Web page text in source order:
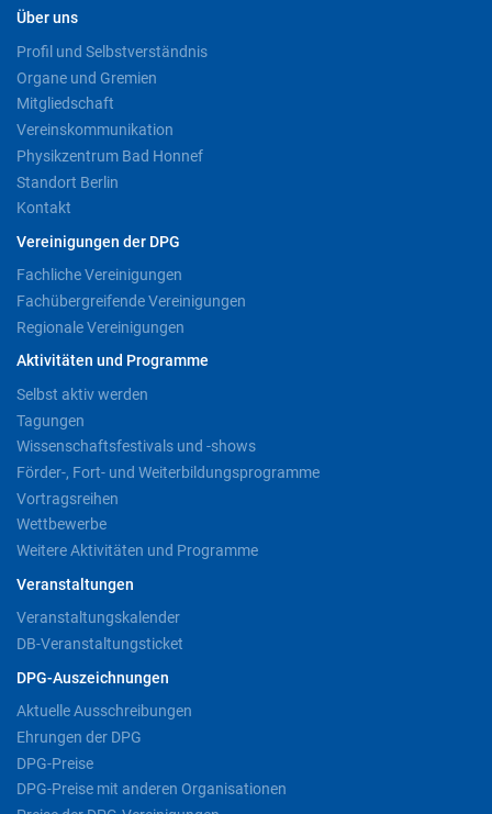
Über uns
Profil und Selbstverständnis
Organe und Gremien
Mitgliedschaft
Vereinskommunikation
Physikzentrum Bad Honnef
Standort Berlin
Kontakt
Vereinigungen der DPG
Fachliche Vereinigungen
Fachübergreifende Vereinigungen
Regionale Vereinigungen
Aktivitäten und Programme
Selbst aktiv werden
Tagungen
Wissenschaftsfestivals und -shows
Förder-, Fort- und Weiterbildungsprogramme
Vortragsreihen
Wettbewerbe
Weitere Aktivitäten und Programme
Veranstaltungen
Veranstaltungskalender
DB-Veranstaltungsticket
DPG-Auszeichnungen
Aktuelle Ausschreibungen
Ehrungen der DPG
DPG-Preise
DPG-Preise mit anderen Organisationen